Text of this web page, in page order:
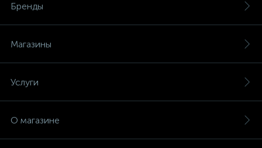
Бренды
Магазины
Услуги
О магазине